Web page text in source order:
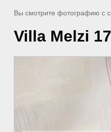
Вы смотрите фотографию с
Villa Melzi